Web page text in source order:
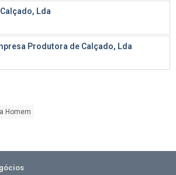
Lda
Produtora de Calçado, Lda
Homem